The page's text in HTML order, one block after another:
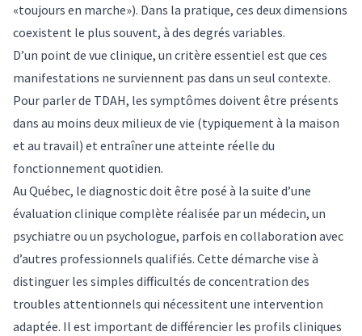
«toujours en marche»). Dans la pratique, ces deux dimensions
coexistent le plus souvent, à des degrés variables.
D’un point de vue clinique, un critère essentiel est que ces
manifestations ne surviennent pas dans un seul contexte.
Pour parler de TDAH, les symptômes doivent être présents
dans au moins deux milieux de vie (typiquement à la maison
et au travail) et entraîner une atteinte réelle du
fonctionnement quotidien.
Au Québec, le diagnostic doit être posé à la suite d’une
évaluation clinique complète réalisée par un médecin, un
psychiatre ou un psychologue, parfois en collaboration avec
d’autres professionnels qualifiés. Cette démarche vise à
distinguer les simples difficultés de concentration des
troubles attentionnels qui nécessitent une intervention
adaptée. Il est important de différencier les profils cliniques